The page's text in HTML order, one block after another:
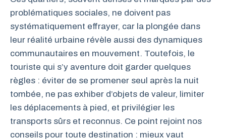
problématiques sociales, ne doivent pas
systématiquement effrayer, car la plongée dans
leur réalité urbaine révèle aussi des dynamiques
communautaires en mouvement. Toutefois, le
touriste qui s’y aventure doit garder quelques
règles : éviter de se promener seul après la nuit
tombée, ne pas exhiber d’objets de valeur, limiter
les déplacements à pied, et privilégier les
transports sûrs et reconnus. Ce point rejoint nos
conseils pour toute destination : mieux vaut